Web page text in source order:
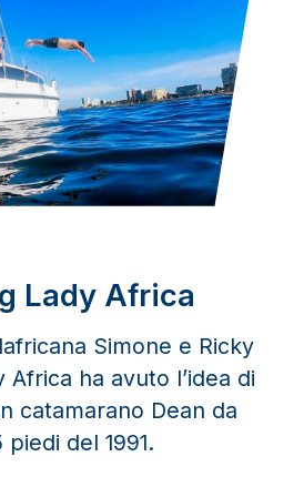
Lady Africa
Simone e Ricky
Africa ha avuto l’idea di
catamarano Dean da
piedi del 1991.